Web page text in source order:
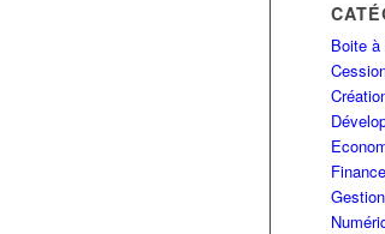
Boite à